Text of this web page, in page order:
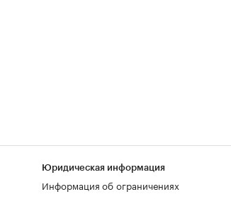
Юридическая информация
Информация об ограничениях